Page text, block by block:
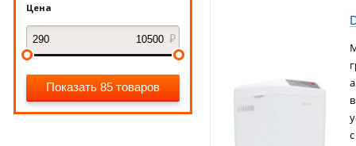
Цена
Показать 85 товаров